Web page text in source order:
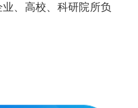
、高校、科研院所负